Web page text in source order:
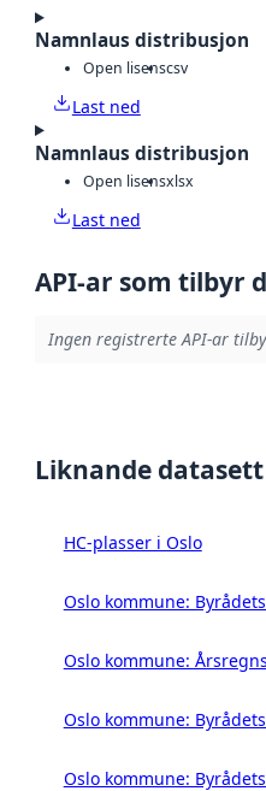
Namnlaus distribusjon
Open lisenscsv
Last ned
Namnlaus distribusjon
Open lisensxlsx
Last ned
API-ar som tilbyr
Ingen registrerte API-ar
Liknande datasett
HC-plasser i Oslo
Oslo kommune:
Oslo kommune:
Oslo kommune:
Oslo kommune: